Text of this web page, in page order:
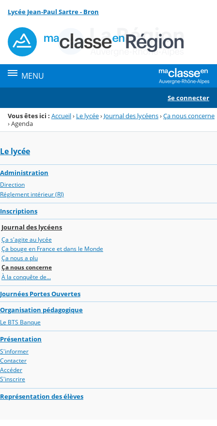
Menu de la rubrique
Contenu
Lycée Jean-Paul Sartre - Bron
MENU
Se connecter
Vous êtes ici : Accueil› Le lycée› Journal des lycéens›Ça nous concerne
›Agenda
Le lycée
Administration
Direction
Réglement intérieur (RI)
Inscriptions
Journal des lycéens
Ça s'agite au lycée
Ça bouge en France et dans le Monde
Ça nous a plu
Ça nous concerne
À la conquête de...
Journées Portes Ouvertes
Organisation pédagogique
Le BTS Banque
Présentation
S'informer
Contacter
Accéder
S'inscrire
Représentation des élèves